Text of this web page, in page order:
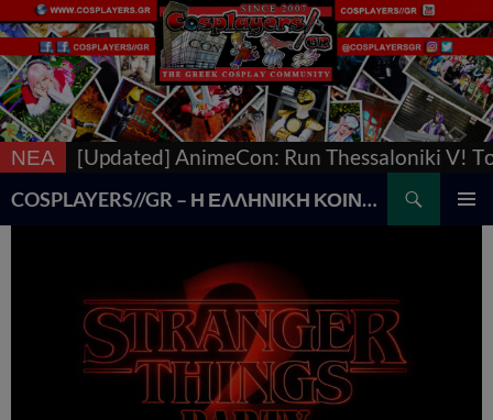
ΝΕΑ[Updated] AnimeCon: Run Thessaloniki V! Tο
COSPLAYERS//GR – Η ΕΛΛΗΝΙΚΗ ΚΟΙΝΟΤΗΤΑ COSPLAY